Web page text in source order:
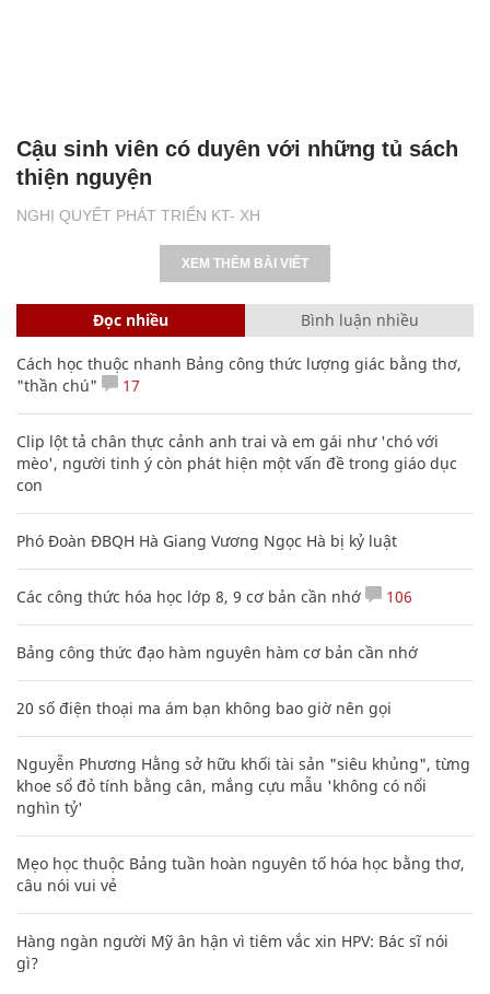
NGHỊ QUYẾT PHÁT TRIỂN KT- XH
Cậu sinh viên có duyên với những tủ sách
thiện nguyện
XEM THÊM BÀI VIẾT
Đọc nhiều Bình luận nhiều
Cách học thuộc nhanh Bảng công thức lượng giác bằng thơ,
"thần chú"
17
Clip lột tả chân thực cảnh anh trai và em gái như 'chó với
mèo', người tinh ý còn phát hiện một vấn đề trong giáo dục
con
Phó Đoàn ĐBQH Hà Giang Vương Ngọc Hà bị kỷ luật
Các công thức hóa học lớp 8, 9 cơ bản cần nhớ 106
Bảng công thức đạo hàm nguyên hàm cơ bản cần nhớ
20 số điện thoại ma ám bạn không bao giờ nên gọi
Nguyễn Phương Hằng sở hữu khối tài sản "siêu khủng", từng
khoe sổ đỏ tính bằng cân, mắng cựu mẫu 'không có nổi
nghìn tỷ'
Mẹo học thuộc Bảng tuần hoàn nguyên tố hóa học bằng thơ,
câu nói vui vẻ
Hàng ngàn người Mỹ ân hận vì tiêm vắc xin HPV: Bác sĩ nói
gì?